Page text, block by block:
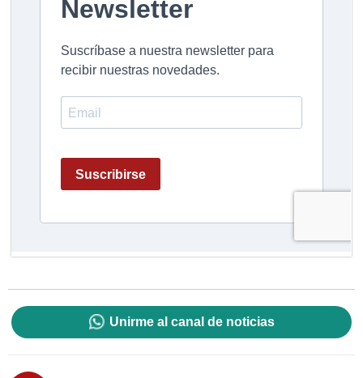
Unirme al canal de noticias